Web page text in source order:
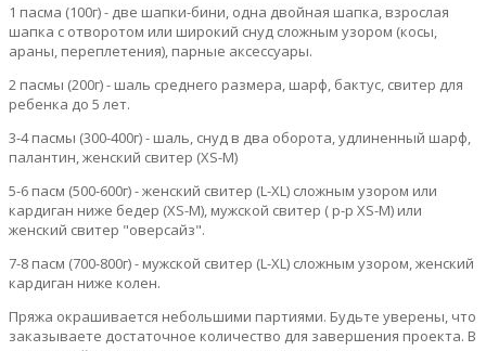
1 пасма (100г) - две шапки-бини, одна двойная шапка, взрослая
шапка с отворотом или широкий снуд сложным узором (косы,
араны, переплетения), парные аксессуары.
2 пасмы (200г) - шаль среднего размера, шарф, бактус, свитер для
ребенка до 5 лет.
3-4 пасмы (300-400г) - шаль, снуд в два оборота, удлиненный шарф,
палантин, женский свитер (XS-M)
5-6 пасм (500-600г) - женский свитер (L-XL) сложным узором или
кардиган ниже бедер (XS-M), мужской свитер ( р-р XS-M) или
женский свитер "оверсайз".
7-8 пасм (700-800г) - мужской свитер (L-XL) сложным узором, женский
кардиган ниже колен.
Пряжа окрашивается небольшими партиями. Будьте уверены, что
заказываете достаточное количество для завершения проекта. В